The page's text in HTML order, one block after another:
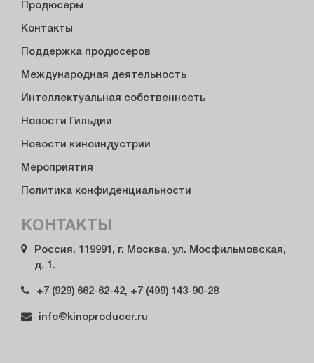
Продюсеры
Контакты
Поддержка продюсеров
Международная деятельность
Интеллектуальная собственность
Новости Гильдии
Новости киноиндустрии
Мероприятия
Политика конфиденциальности
КОНТАКТЫ
Россия, 119991, г. Москва, ул. Мосфильмовская,
д. 1.
+7 (929) 662-62-42, +7 (499) 143-90-28
info@kinoproducer.ru